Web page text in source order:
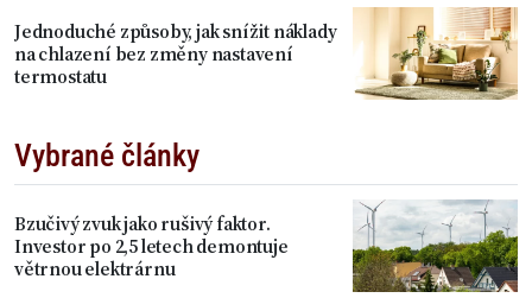
Jednoduché způsoby, jak snížit náklady
na chlazení bez změny nastavení
termostatu
Vybrané články
Bzučivý zvuk jako rušivý faktor.
Investor po 2,5 letech demontuje
větrnou elektrárnu